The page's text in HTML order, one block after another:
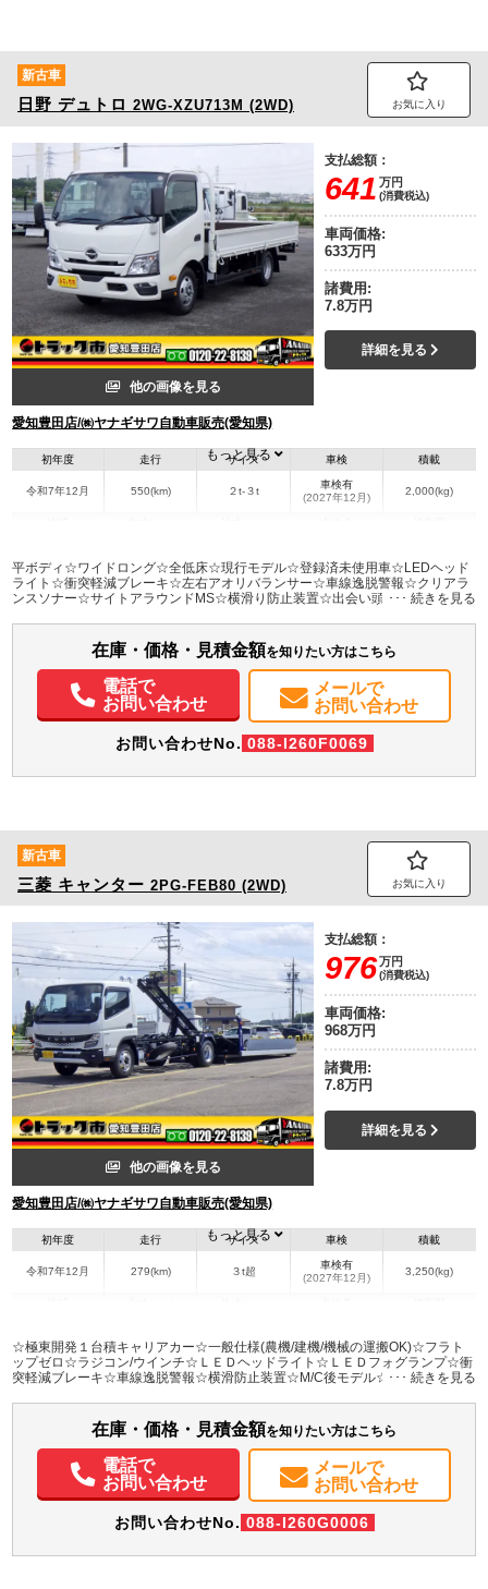
新古車
日野 デュトロ 2WG-XZU713M (2WD) お気に入り
他の画像を見る
愛知豊田店/㈱ヤナギサワ自動車販売(愛知県)
支払総額：
641 万円
(消費税込)
車両価格:
633万円
諸費用:
7.8万円
詳細を見る
初年度
令和7年12月
走行
550(km)
サイズ
２t-３t
車検
車検有
(2027年12月)
積載
2,000(kg)
愛知県
W:2,080
H:380
W:2,180
H:2,240
無
パワステ パワーウィンドウ ABS エアバッグ ETC
バックモニター
ドラレコ
もっと見る
平ボディ☆ワイドロング☆全低床☆現行モデル☆登録済未使用車☆LEDヘッド
ライト☆衝突軽減ブレーキ☆左右アオリバランサー☆車線逸脱警報☆クリアラ
ンスソナー☆サイトアラウンドMS☆横滑り防止装置☆出会い頭警報装置☆誤
在庫・価格・見積金額を知りたい方はこちら
電話で
お問い合わせ
メールで
お問い合わせ
お問い合わせNo. 088-I260F0069
新古車
三菱 キャンター 2PG-FEB80 (2WD) お気に入り
他の画像を見る
愛知豊田店/㈱ヤナギサワ自動車販売(愛知県)
支払総額：
976万円
(消費税込)
車両価格:
968万円
諸費用:
7.8万円
詳細を見る
初年度
令和7年12月
走行
279(km)
サイズ
３t超
車検
車検有
(2027年12月)
積載
3,250(kg)
愛知県
W:2,070
H:80
W:2,210
H:2,210
無
パワステ パワーウィンドウ ABS エアバッグ
電動格納ミラー
バックモニター
メンテナンスノート（保証書）
もっと見る
☆極東開発１台積キャリアカー☆一般仕様(農機/建機/機械の運搬OK)☆フラト
ップゼロ☆ラジコン/ウインチ☆ＬＥＤヘッドライト☆ＬＥＤフォグランプ☆衝
突軽減ブレーキ☆車線逸脱警報☆横滑防止装置☆M/C後モデル☆10インチ液晶
ラ☆純正Bluetoothオーディオ☆ハンズフリー通話☆スマートキー/禁煙車☆登
録済未使用車☆３２５０ｋｇ
在庫・価格・見積金額を知りたい方はこちら
電話で
お問い合わせ
メールで
お問い合わせ
お問い合わせNo. 088-I260G0006